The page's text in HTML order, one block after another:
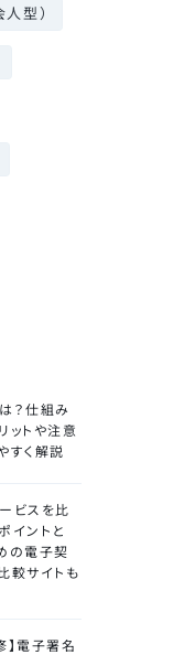
型）
？仕組み
ットや注意
すく解説
ビスを比
イントと
の電子契
較サイトも
】電子署名